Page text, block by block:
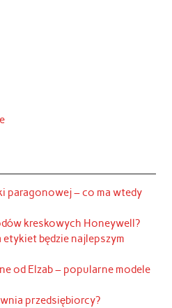
paragonowej – co ma wtedy
kreskowych Honeywell?
będzie najlepszym
od Elzab – popularne modele
przedsiębiorcy?